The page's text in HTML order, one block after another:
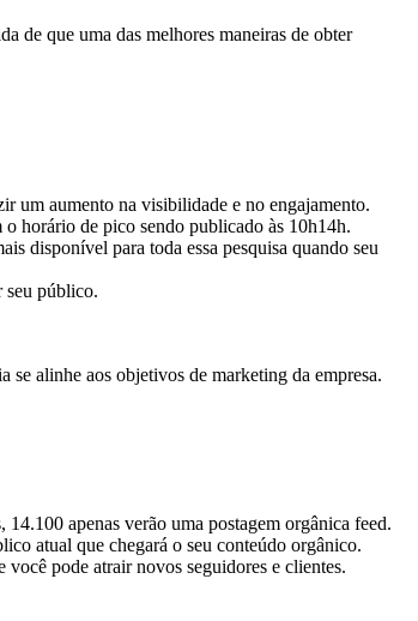
de que uma das melhores maneiras de obter
um aumento na visibilidade e no engajamento.
horário de pico sendo publicado às 10h14h.
disponível para toda essa pesquisa quando seu
seu público.
se alinhe aos objetivos de marketing da empresa.
apenas verão uma postagem orgânica feed.
atual que chegará o seu conteúdo orgânico.
pode atrair novos seguidores e clientes.